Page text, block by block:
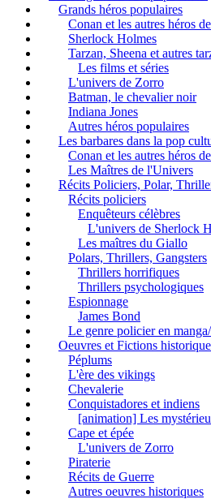
Grands héros populaires
Conan et les autres héros
Sherlock Holmes
Tarzan, Sheena et autres
Les films et séries
L'univers de Zorro
Batman, le chevalier noir
Indiana Jones
Autres héros populaires
Les barbares dans la pop
Conan et les autres héros
Les Maîtres de l'Univers
Récits Policiers, Polar,
Récits policiers
Enquêteurs célèbres
L'univers de Sherlock
Les maîtres du Giallo
Polars, Thrillers, Gangsters
Thrillers horrifiques
Thrillers psychologiques
Espionnage
James Bond
Le genre policier en
Oeuvres et Fictions
Péplums
L'ère des vikings
Chevalerie
Conquistadores et indiens
[animation] Les
Cape et épée
L'univers de Zorro
Piraterie
Récits de Guerre
Autres oeuvres historiques